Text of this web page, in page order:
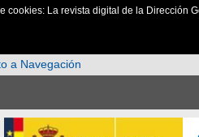
cookies: La revista digital de la
a Navegación